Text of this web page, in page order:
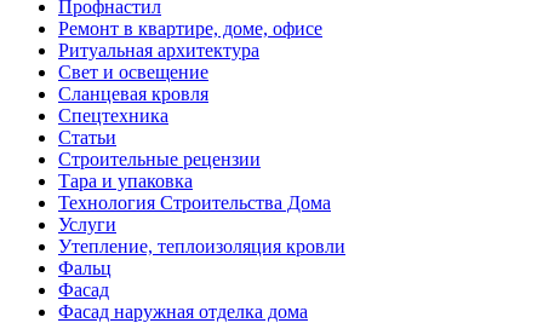
Профнастил
Ремонт в квартире, доме, офисе
Ритуальная архитектура
Свет и освещение
Сланцевая кровля
Спецтехника
Статьи
Строительные рецензии
Тара и упаковка
Технология Строительства Дома
Услуги
Утепление, теплоизоляция кровли
Фальц
Фасад
Фасад наружная отделка дома